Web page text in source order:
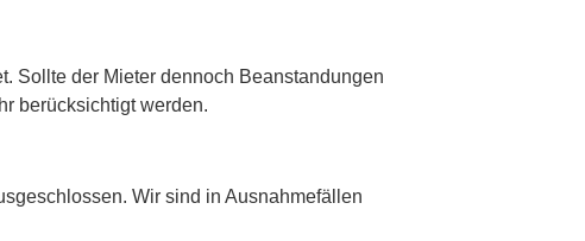
Sollte der Mieter dennoch Beanstandungen
berücksichtigt werden.
Wir sind in Ausnahmefällen